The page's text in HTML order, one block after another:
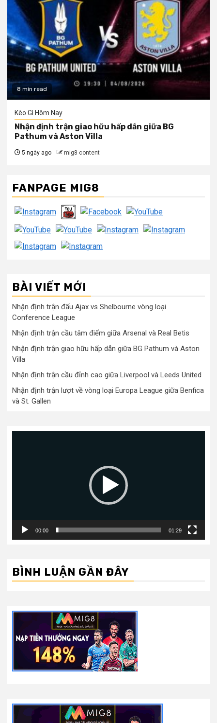
8 min read
Kèo Gì Hôm Nay
Nhận định trận giao hữu hấp dẫn giữa BG
Pathum và Aston Villa
5 ngày ago mig8 content
FANPAGE MIG8
BÀI VIẾT MỚI
Nhận định trận đấu Ajax vs Shelbourne vòng loại
Conference League
Nhận định trận cầu tâm điểm giữa Arsenal và Real Betis
Nhận định trận giao hữu hấp dẫn giữa BG Pathum và Aston
Villa
Nhận định trận cầu đỉnh cao giữa Liverpool và Leeds United
Nhận định trận lượt về vòng loại Europa League giữa Benfica
và St. Gallen
00:00 01:29
BÌNH LUẬN GẦN ĐÂY